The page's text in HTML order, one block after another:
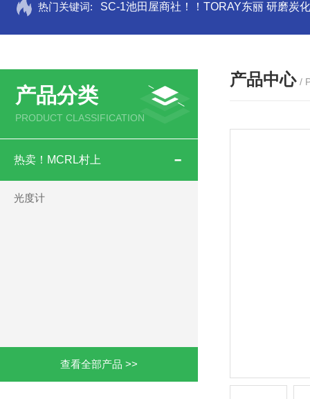
热门关键词: SC-1池田屋商社！！TORAY东丽 研磨炭
产品分类
PRODUCT CLASSIFICATION
热卖！MCRL村上
光度计
查看全部产品 >>
产品中心 /